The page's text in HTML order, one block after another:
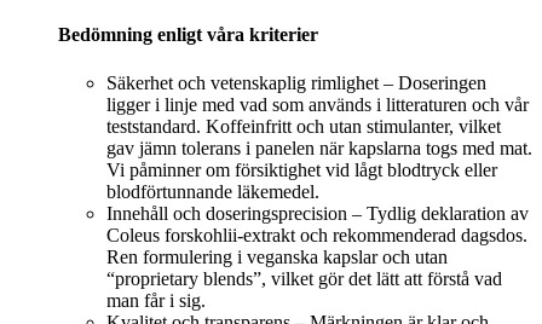
Bedömning enligt våra kriterier
Säkerhet och vetenskaplig rimlighet – Doseringen
ligger i linje med vad som används i litteraturen och vår
teststandard. Koffeinfritt och utan stimulanter, vilket
gav jämn tolerans i panelen när kapslarna togs med mat.
Vi påminner om försiktighet vid lågt blodtryck eller
blodförtunnande läkemedel.
Innehåll och doseringsprecision – Tydlig deklaration av
Coleus forskohlii-extrakt och rekommenderad dagsdos.
Ren formulering i veganska kapslar och utan
“proprietary blends”, vilket gör det lätt att förstå vad
man får i sig.